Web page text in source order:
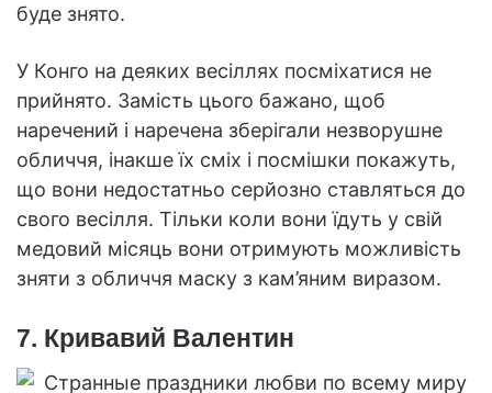
буде знято.
У Конго на деяких весіллях посміхатися не
прийнято. Замість цього бажано, щоб
наречений і наречена зберігали незворушне
обличчя, інакше їх сміх і посмішки покажуть,
що вони недостатньо серйозно ставляться до
свого весілля. Тільки коли вони їдуть у свій
медовий місяць вони отримують можливість
зняти з обличчя маску з кам’яним виразом.
7. Кривавий Валентин